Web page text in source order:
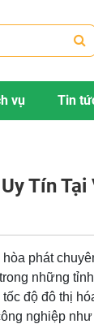
vụ Tin
Tín
phát
những
độ đô thị
nghiệp